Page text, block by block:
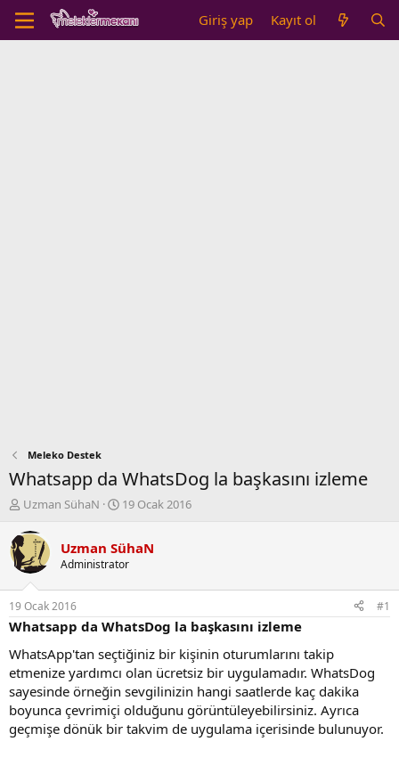
Giriş yap Kayıt ol
Meleko Destek
Whatsapp da WhatsDog la başkasını izleme
K
n
b
u
y
u
b
a
ş
l
a
t
a
n
Uzman SühaN
B
l
a
ı
ç
t
a
h
i
19 Ocak 2016
Uzman SühaN
Administrator
19 Ocak 2016 #1
Whatsapp da WhatsDog la başkasını izleme
WhatsApp'tan seçtiğiniz bir kişinin oturumlarını takip
etmenize yardımcı olan ücretsiz bir uygulamadır. WhatsDog
sayesinde örneğin sevgilinizin hangi saatlerde kaç dakika
boyunca çevrimiçi olduğunu görüntüleyebilirsiniz. Ayrıca
geçmişe dönük bir takvim de uygulama içerisinde bulunuyor.